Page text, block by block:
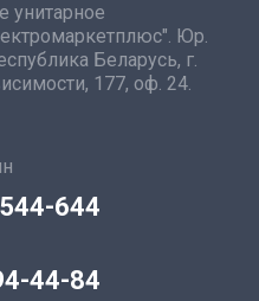
унитарное
Юр.
Беларусь, г.
177, оф. 24.
644
44-84